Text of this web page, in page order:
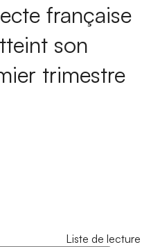
française
son
trimestre
Liste de lecture